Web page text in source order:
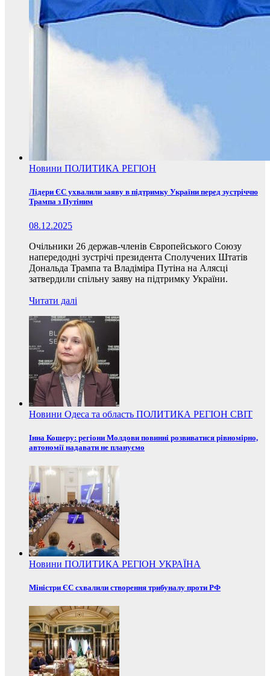
Новини ПОЛИТИКА РЕГІОН
Лідери ЄС ухвалили заяву в підтримку України перед зустріччю
Трампа з Путіним
08.12.2025
Очільники 26 держав-членів Європейського Союзу
напередодні зустрічі президента Сполучених Штатів
Дональда Трампа та Владіміра Путіна на Алясці
затвердили спільну заяву на підтримку України.
Читати далі
Новини Одеса та область ПОЛИТИКА РЕГІОН СВІТ
Інна Кошеру: регіони Молдови повинні розвиватися рівномірно,
автономії надавати не плануємо
Новини ПОЛИТИКА РЕГІОН УКРАЇНА
Міністри ЄС схвалили створення трибуналу проти РФ